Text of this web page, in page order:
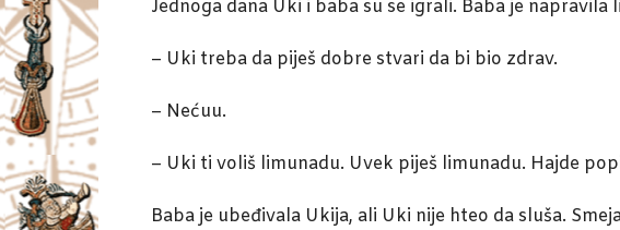
Jednoga dana Uki i baba su se igrali. Baba je
– Uki treba da piješ dobre stvari da bi bio zdrav.
– Nećuu.
– Uki ti voliš limunadu. Uvek piješ limunadu. Hajde
Baba je ubeđivala Ukija, ali Uki nije hteo da sluša.